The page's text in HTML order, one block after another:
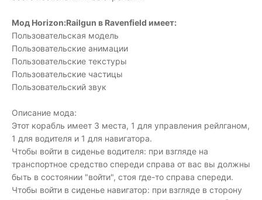
Мод Horizon:Railgun в Ravenfield имеет:
Пользовательская модель
Пользовательские анимации
Пользовательские текстуры
Пользовательские частицы
Пользовательский звук
Описание мода:
Этот корабль имеет 3 места, 1 для управления рейлганом,
1 для водителя и 1 для навигатора.
Чтобы войти в сиденье водителя: при взгляде на
транспортное средство спереди справа от вас вы должны
быть в состоянии "войти", стоя где-то справа спереди.
Чтобы войти в сиденье навигатор: при взгляде в сторону